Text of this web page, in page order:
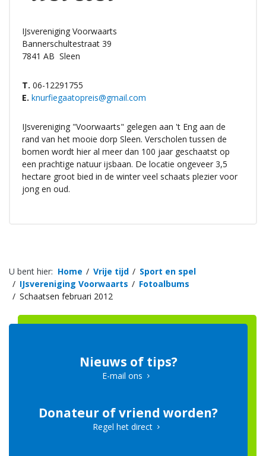
IJsvereniging Voorwaarts
Bannerschultestraat 39
7841 AB Sleen
T. 06-12291755
E. knurfiegaatopreis@gmail.com
IJsvereniging "Voorwaarts" gelegen aan 't Eng aan de
rand van het mooie dorp Sleen. Verscholen tussen de
bomen wordt hier al meer dan 100 jaar geschaatst op
een prachtige natuur ijsbaan. De locatie ongeveer 3,5
hectare groot bied in de winter veel schaats plezier voor
jong en oud.
U bent hier: Home Vrije tijd
Sport en spel
IJsvereniging Voorwaarts
Fotoalbums
Schaatsen februari 2012
Nieuws of tips?
E-mail ons
Donateur of vriend worden?
Regel het direct